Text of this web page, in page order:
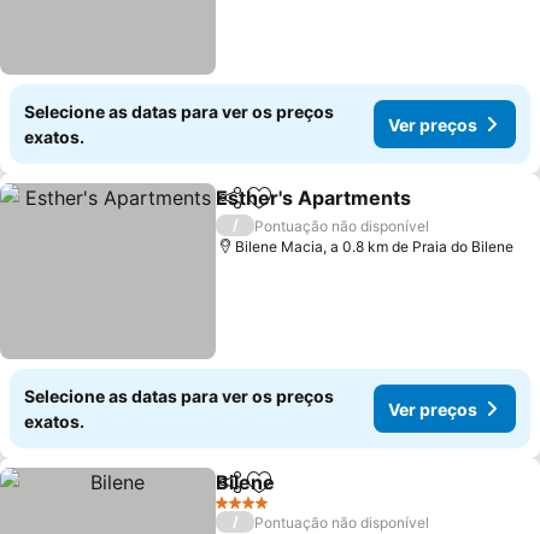
Selecione as datas para ver os preços
exatos.
Ver preços
PartilharAdicionar aos favoritos
Esther's Apartments
/
Pontuação não disponível
Bilene Macia, a 0.8 km de Praia do Bilene
Selecione as datas para ver os preços
exatos.
Ver preços
PartilharAdicionar aos favoritos
Bilene
4 Estrelas
/ Pontuação não disponível